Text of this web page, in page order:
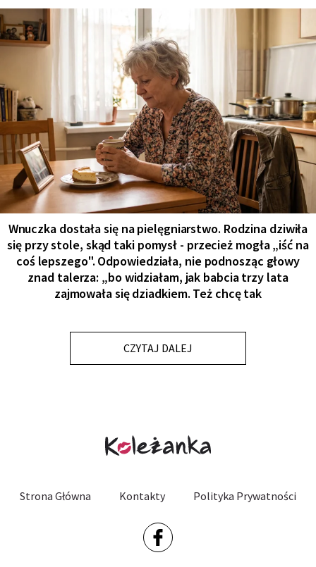
Wnuczka dostała się na pielęgniarstwo. Rodzina dziwiła
się przy stole, skąd taki pomysł - przecież mogła „iść na
coś lepszego". Odpowiedziała, nie podnosząc głowy
znad talerza: „bo widziałam, jak babcia trzy lata
zajmowała się dziadkiem. Też chcę tak
CZYTAJ DALEJ
Strona Główna Kontakty Polityka Prywatności